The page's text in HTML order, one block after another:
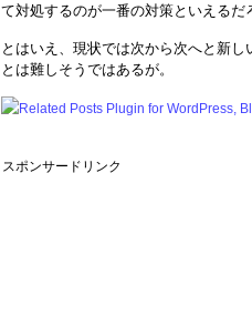
て対処するのが一番の対策といえるだ
とはいえ、現状では次から次へと新
とは難しそうではあるが。
スポンサードリンク